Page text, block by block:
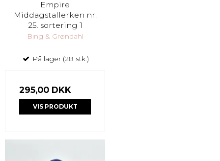
Empire
Middagstallerken nr.
25. sortering 1
Bing & Grøndahl
På lager (28 stk.)
295,00 DKK
VIS PRODUKT